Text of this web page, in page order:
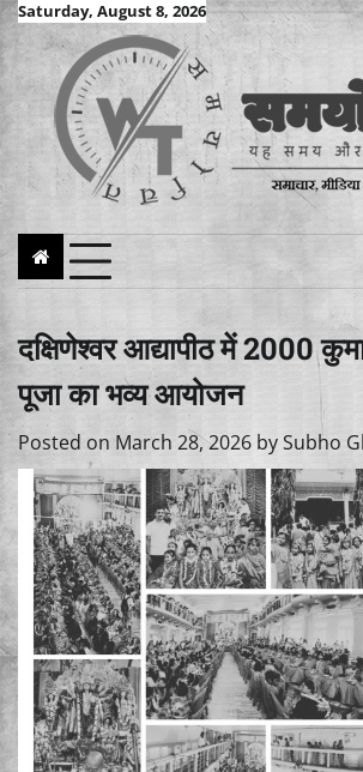
Skip
to
content
Saturday, August 8, 2026
दक्षिणेश्वर आद्यापीठ में 2000
पूजा का भव्य आयोजन
Posted on March 28, 2026 bySubho